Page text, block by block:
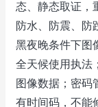
态、静态取证，
防水、防震、防
黑夜晚条件下图
全天候使用执法
图像数据；密码
有时间码，不能